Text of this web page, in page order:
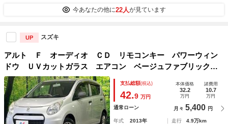
今あなたの他に22人が見ています
UP スズキ
アルト Ｆ オーディオ ＣＤ リモコンキー パワーウィン
ドウ ＵＶカットガラス エアコン ベージュファブリックシ
ート パワーステアリング セキュリティーアラーム シガー
ソケット アルミホイール
支払総額(税込)
42.9 万円
本体価格
32.2
万円
諸費用
10.7
万円
通常ローン 月々 5,400 円
年式 2013年 走行
4.9万km